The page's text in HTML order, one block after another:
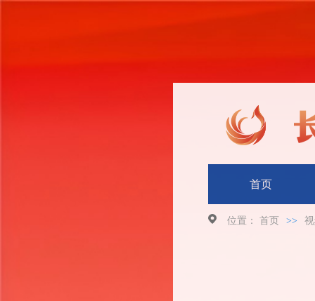
首页
位置： 首页 >>